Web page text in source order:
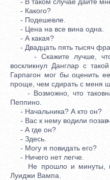
- Какого?
- Подешевле.
- Цена на все вина одна.
- А какая?
- Двадцать пять тысяч
- Скажите лучше, что
воскликнул Данглар с
Гарпагон мог бы оценить
проще, чем сдирать с меня
- Возможно, что
Пеппино.
- Начальника? А кто он?
- Вас к нему водили
- А где он?
- Здесь.
- Могу я повидать его?
- Ничего нет легче.
Не прошло и минуты,
Луиджи Вампа.